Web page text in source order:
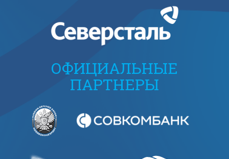
ОФИЦИАЛЬНЫЕ
ПАРТНЕРЫ